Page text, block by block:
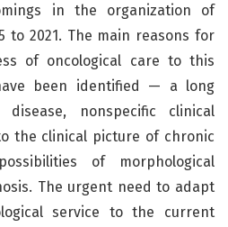
in the organization of
to 2021. The main reasons for
of oncological care to this
been identified — a long
nonspecific clinical
the clinical picture of chronic
of morphological
The urgent need to adapt
service to the current